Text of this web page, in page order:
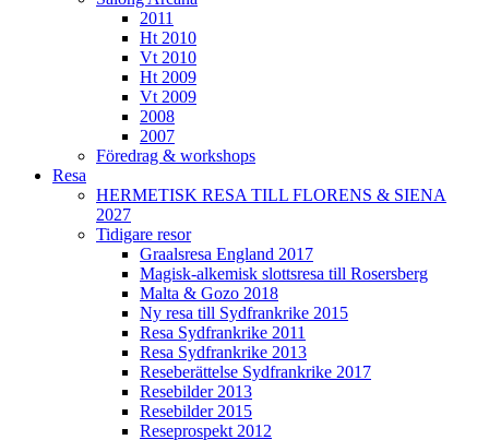
2011
Ht 2010
Vt 2010
Ht 2009
Vt 2009
2008
2007
Föredrag & workshops
Resa
HERMETISK RESA TILL FLORENS & SIENA
2027
Tidigare resor
Graalsresa England 2017
Magisk-alkemisk slottsresa till Rosersberg
Malta & Gozo 2018
Ny resa till Sydfrankrike 2015
Resa Sydfrankrike 2011
Resa Sydfrankrike 2013
Reseberättelse Sydfrankrike 2017
Resebilder 2013
Resebilder 2015
Reseprospekt 2012